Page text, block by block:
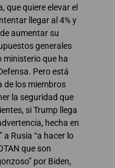
que quiere elevar el
llegar al 4% y
aumentar su
generales
ministerio que ha
Pero está
de los miembros
la seguridad que
si Trump llega
hecha en
a Rusia “a hacer lo
que son
por Biden,